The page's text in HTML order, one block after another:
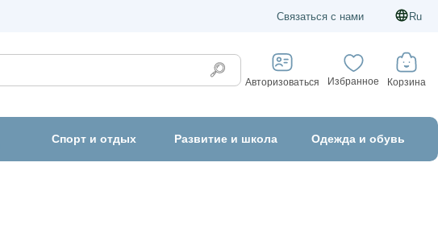
Связаться с нами Ru
Авторизоваться Избранное Корзина
Спорт и отдых Развитие и школа Одежда и обувь